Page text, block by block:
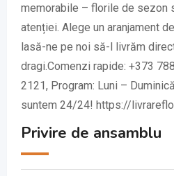
memorabile – florile de sezon
atenției. Alege un aranjament
lasă-ne pe noi să-l livrăm
dragi.Comenzi rapide: +373
2121, Program: Luni –
suntem 24/24! https://
Privire de ansamblu